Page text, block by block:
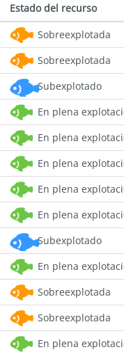
Estado del recurso
Sobreexplotada
Sobreexplotada
Subexplotado
En plena
En plena
En plena
En plena
En plena
Subexplotado
En plena
Sobreexplotada
Sobreexplotada
En plena